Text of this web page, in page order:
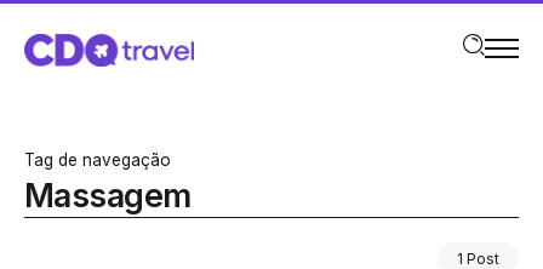
Tag de navegação
Massagem
1 Post